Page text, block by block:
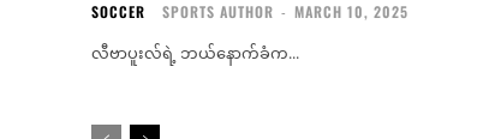
SOCCER SPORTS AUTHOR - MARCH 10, 2025
လီဗာပူးလ်ရဲ့ ဘယ်နောက်ခံက...